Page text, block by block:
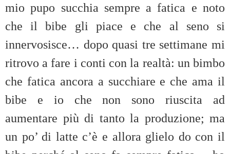
mio pupo succhia sempre a fatica e noto
che il bibe gli piace e che al seno si
innervosisce… dopo quasi tre settimane mi
ritrovo a fare i conti con la realtà: un bimbo
che fatica ancora a succhiare e che ama il
bibe e io che non sono riuscita ad
aumentare più di tanto la produzione; ma
un po’ di latte c’è e allora glielo do con il